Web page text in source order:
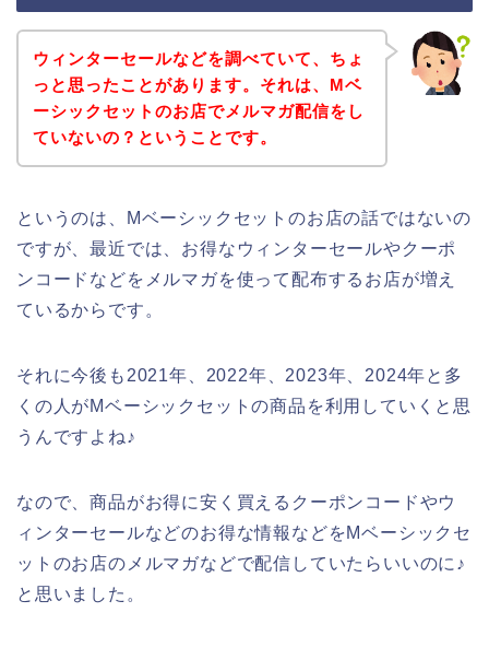
ウィンターセールなどを調べていて、ちょ
っと思ったことがあります。それは、Mベ
ーシックセットのお店でメルマガ配信をし
ていないの？ということです。
というのは、Mベーシックセットのお店の話ではないの
ですが、最近では、お得なウィンターセールやクーポ
ンコードなどをメルマガを使って配布するお店が増え
ているからです。
それに今後も2021年、2022年、2023年、2024年と多
くの人がMベーシックセットの商品を利用していくと思
うんですよね♪
なので、商品がお得に安く買えるクーポンコードやウ
ィンターセールなどのお得な情報などをMベーシックセ
ットのお店のメルマガなどで配信していたらいいのに♪
と思いました。